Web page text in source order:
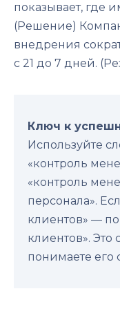
показывает, где
(Решение)
внедрения
с 21 до 7 дней.
Ключ к
Используйте
«контроль
«контроль
персонала».
клиентов» —
клиентов». Это
понимаете его